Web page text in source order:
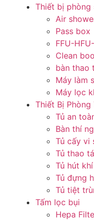
Thiết bị phòng
Air
Pass box
FFU-
Clean
bàn thao
Máy làm
Máy lọc
Thiết Bị Phòng
Tủ an
Bàn thí
Tủ cấy vi
Tủ thao
Tủ hút
Tủ đựng
Tủ tiệt
Tấm lọc bụi
Hepa